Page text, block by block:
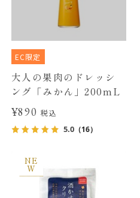
EC限定
大人の果肉のドレッシ
ング「みかん」200mL
¥890税込
5.0（16）
NE
W